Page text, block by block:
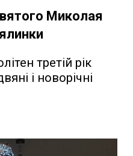
Миколая
третій рік
і новорічні